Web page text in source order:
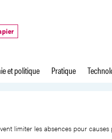
et politique Pratique
limiter les absences pour causes